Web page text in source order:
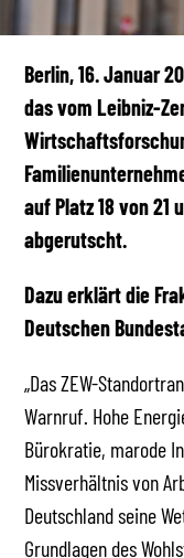
Berlin, 16. Januar
das vom Leibniz-
auf Platz 18 von
abgerutscht.
Dazu erklärt die
Deutschen
„Das ZEW-
Warnruf. Hohe
Bürokratie, marode
Missverhältnis von
Deutschland seine
Grundlagen des